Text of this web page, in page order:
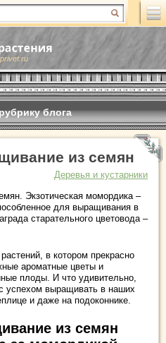
блога
из семян
Деревья и кустарники
Экзотическая момордика –
для выращивания в
старательного цветовода –
в котором прекрасно
ароматные цветы и
плоды. И что удивительно,
успехом выращивать в наших
и даже на подоконнике.
из семян